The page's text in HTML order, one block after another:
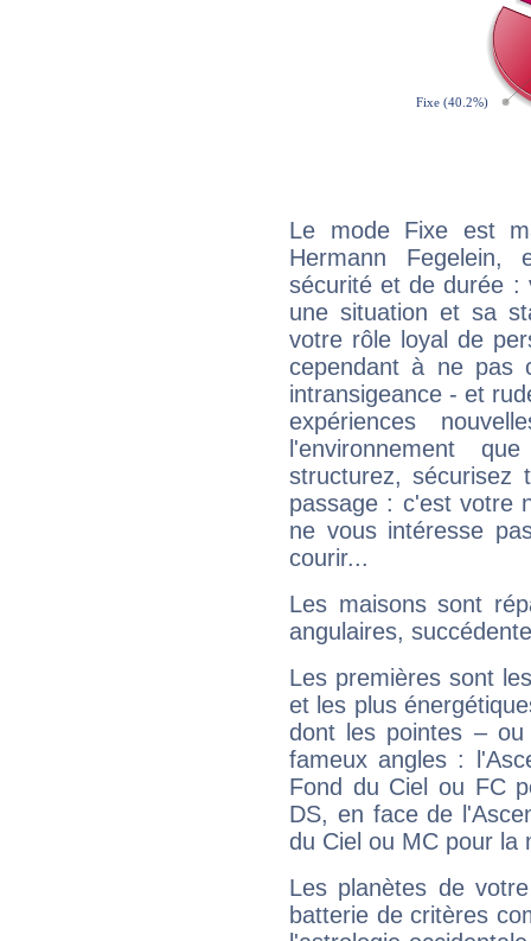
Le mode Fixe est
Hermann
sécurité et de durée :
une situation et sa
votre rôle loyal de
cependant à ne pas
intransigeance - et
expériences
l'environnement
structurez, sécurisez
passage : c'est votre
ne vous intéresse
courir...
Les maisons sont
angulaires,
Les premières sont
et les plus
dont les pointes –
fameux angles :
Fond du Ciel ou FC
DS, en face de
du Ciel ou MC pour la
Les planètes de
batterie de critères